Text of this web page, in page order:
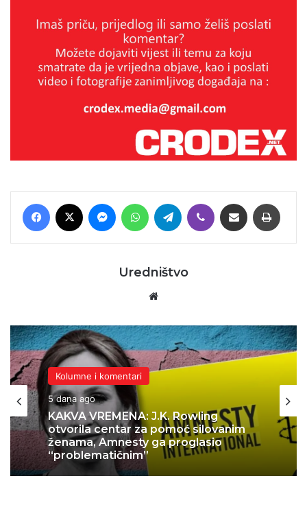
Facebook MessengerWhatsAppTelegram Viber Podijeli putem E-maila
Uredništvo
Kolumne i komentari
5 dana ago
Kolumne i komentari
6 dana ago
Sánchez otvorio vrata, Europa plaća
cijenu: Je li ovo najveći politički dar
europskoj desnici?